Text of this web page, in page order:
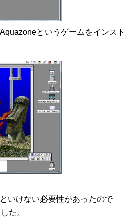
というゲームをインスト
いけない必要性があったので
た。